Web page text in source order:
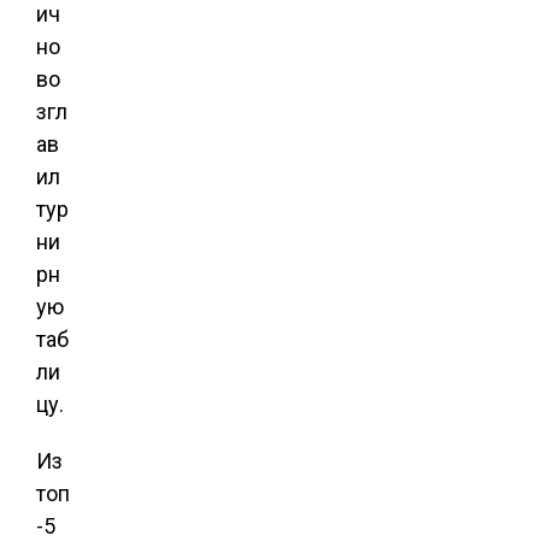
ич
но
во
згл
ав
ил
тур
ни
рн
ую
таб
ли
цу.
Из
топ
-5